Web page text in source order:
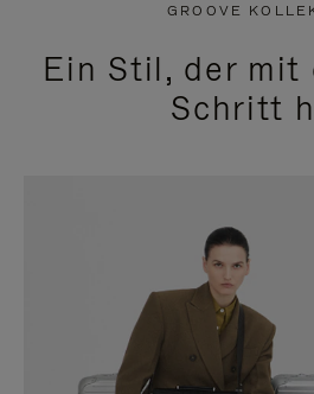
GROOVE
Ein Stil, der mit
Schritt